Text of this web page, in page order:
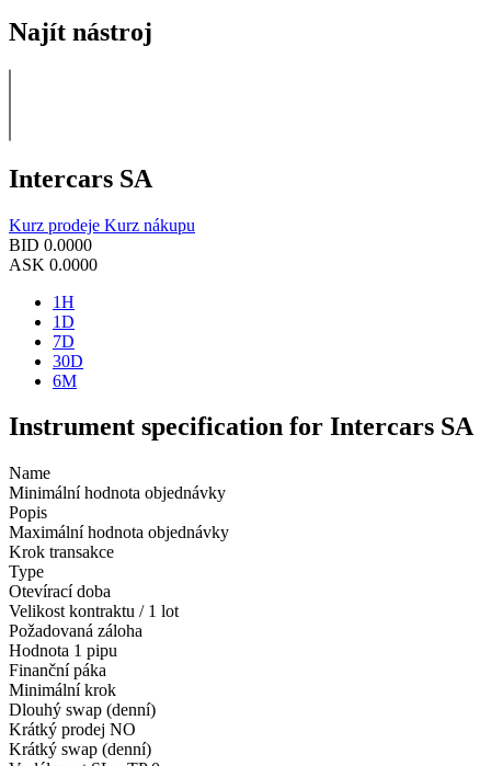
Najít nástroj
Intercars SA
Kurz prodeje Kurz nákupu
BID 0.0000
ASK 0.0000
1H
1D
7D
30D
6M
Instrument specification for Intercars SA
Name
Minimální hodnota objednávky
Popis
Maximální hodnota objednávky
Krok transakce
Type
Otevírací doba
Velikost kontraktu / 1 lot
Požadovaná záloha
Hodnota 1 pipu
Finanční páka
Minimální krok
Dlouhý swap (denní)
Krátký prodej NO
Krátký swap (denní)